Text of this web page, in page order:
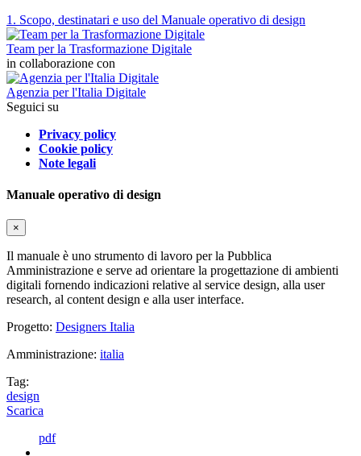
1. Scopo, destinatari e uso del Manuale operativo di design
Team per la Trasformazione Digitale
in collaborazione con
Agenzia per l'Italia Digitale
Seguici su
Privacy policy
Cookie policy
Note legali
Manuale operativo di design
×
Il manuale è uno strumento di lavoro per la Pubblica
Amministrazione e serve ad orientare la progettazione di ambienti
digitali fornendo indicazioni relative al service design, alla user
research, al content design e alla user interface.
Progetto: Designers Italia
Amministrazione: italia
Tag:
design
Scarica
pdf